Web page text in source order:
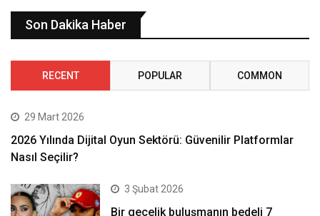
Son Dakika Haber
RECENT POPULAR COMMON
29 Mart 2026
2026 Yılında Dijital Oyun Sektörü: Güvenilir Platformlar
Nasıl Seçilir?
3 Şubat 2026
Bir gecelik buluşmanın bedeli 7